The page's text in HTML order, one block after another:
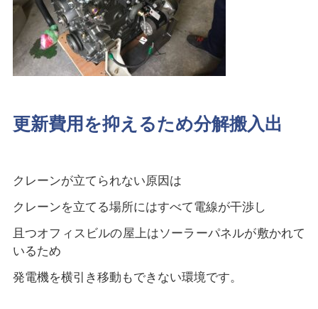
更新費用を抑えるため分解搬入出
クレーンが立てられない原因は
クレーンを立てる場所にはすべて電線が干渉し
且つオフィスビルの屋上はソーラーパネルが敷かれて
いるため
発電機を横引き移動もできない環境です。